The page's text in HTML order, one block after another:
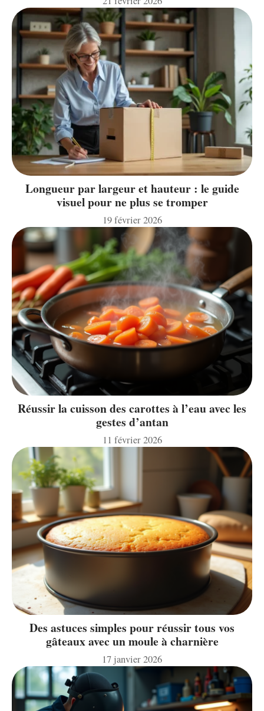
Longueur par largeur et hauteur : le guide
visuel pour ne plus se tromper
19 février 2026
Réussir la cuisson des carottes à l’eau avec les
gestes d’antan
11 février 2026
Des astuces simples pour réussir tous vos
gâteaux avec un moule à charnière
17 janvier 2026